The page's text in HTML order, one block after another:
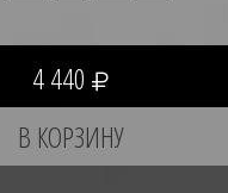
4 440